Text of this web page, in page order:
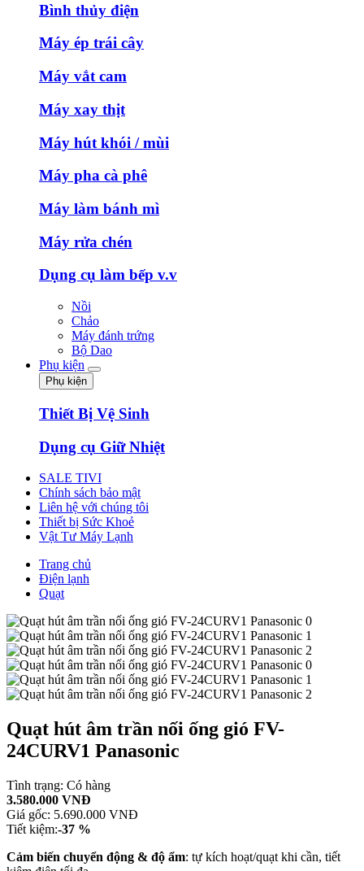
Bình thủy điện
Máy ép trái cây
Máy vắt cam
Máy xay thịt
Máy hút khói / mùi
Máy pha cà phê
Máy làm bánh mì
Máy rửa chén
Dụng cụ làm bếp v.v
Nồi
Chảo
Máy đánh trứng
Bộ Dao
Phụ kiện
Phụ kiện
Thiết Bị Vệ Sinh
Dụng cụ Giữ Nhiệt
SALE TIVI
Chính sách bảo mật
Liên hệ với chúng tôi
Thiết bị Sức Khoẻ
Vật Tư Máy Lạnh
Trang chủ
Điện lạnh
Quạt
Quạt hút âm trần nối ống gió FV-
24CURV1 Panasonic
Tình trạng: Có hàng
3.580.000 VNĐ
Giá gốc: 5.690.000 VNĐ
Tiết kiệm:-37 %
Cảm biến chuyển động & độ ẩm: tự kích hoạt/quạt khi cần, tiết